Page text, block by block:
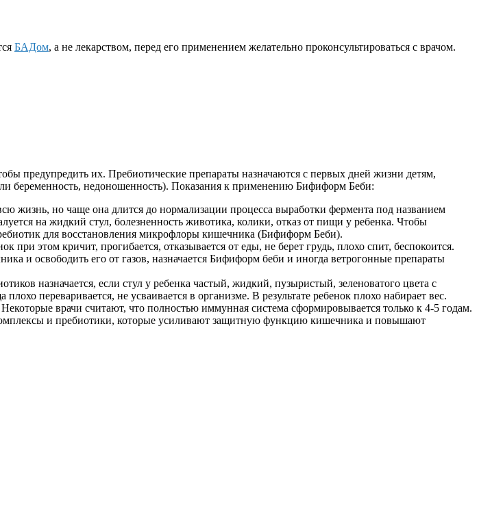
БАДом, а не лекарством, перед его применением желательно проконсультироваться с врачом.
предупредить их. Пребиотические препараты назначаются с первых дней жизни детям,
беременность, недоношенность). Показания к применению Бифиформ Беби:
жизнь, но чаще она длится до нормализации процесса выработки фермента под названием
на жидкий стул, болезненность животика, колики, отказ от пищи у ребенка. Чтобы
для восстановления микрофлоры кишечника (Бифиформ Беби).
этом кричит, прогибается, отказывается от еды, не берет грудь, плохо спит, беспокоится.
и освободить его от газов, назначается Бифиформ беби и иногда ветрогонные препараты
назначается, если стул у ребенка частый, жидкий, пузыристый, зеленоватого цвета с
переваривается, не усваивается в организме. В результате ребенок плохо набирает вес.
врачи считают, что полностью иммунная система сформировывается только к 4-5 годам.
и пребиотики, которые усиливают защитную функцию кишечника и повышают